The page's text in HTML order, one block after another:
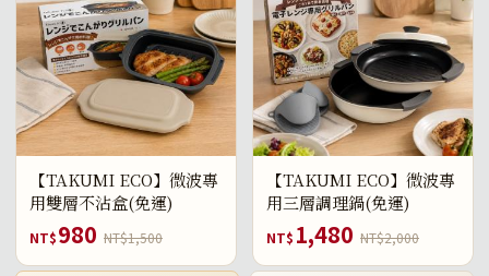
【TAKUMI ECO】微波專
用雙層不沾盒(免運)
NT$980 NT$1,500
【TAKUMI ECO】微波專
用三層調理鍋(免運)
NT$ 1,480 NT$2,000